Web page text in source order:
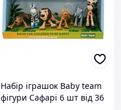
Набір іграшок Baby team
фігури Сафарі 6 шт від 36